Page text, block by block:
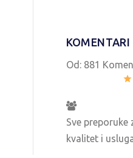
Od: 881
Sve
kvalitet i